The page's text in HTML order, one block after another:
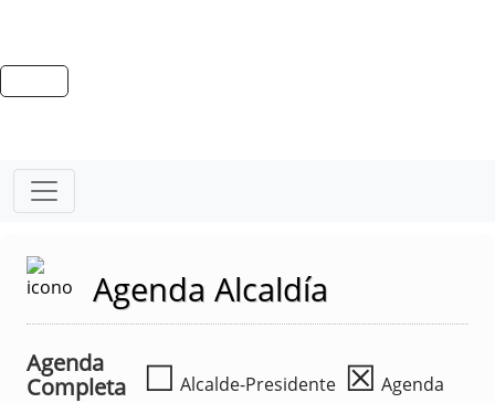
Agenda Alcaldía
Agenda
Completa
☐ Alcalde-Presidente ☒ Agenda